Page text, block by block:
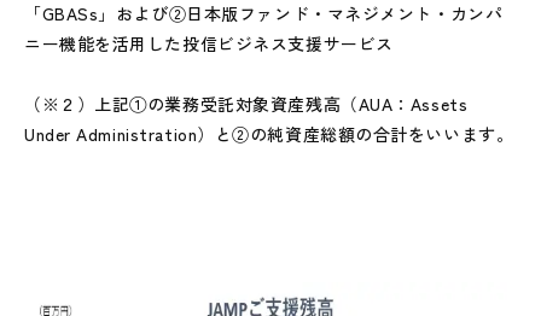
「GBASs」および②日本版ファンド・マネジメント・カンパ
ニー機能を活用した投信ビジネス支援サービス
（※２）上記①の業務受託対象資産残高（AUA：Assets
Under Administration）と②の純資産総額の合計をいいます。